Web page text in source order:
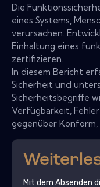
Die
eines Systems,
verursachen.
Einhaltung eines
zertifizieren.
In diesem Bericht
Sicherheit und
Sicherheitsbegriffe
Verfügbarkeit,
gegenüber Konform,
Mit dem Absenden